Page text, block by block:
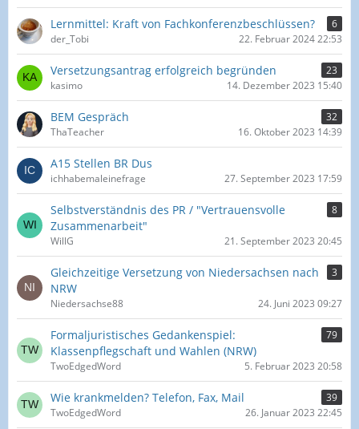
Lernmittel: Kraft von Fachkonferenzbeschlüssen?
6
der_Tobi
22. Februar 2024 22:53
Versetzungsantrag erfolgreich begründen
23
kasimo
14. Dezember 2023 15:40
BEM Gespräch
32
ThaTeacher
16. Oktober 2023 14:39
A15 Stellen BR Dus
ichhabemaleinefrage 27. September 2023 17:59
Selbstverständnis des PR / "Vertrauensvolle
Zusammenarbeit"
8
WillG 21. September 2023 20:45
Gleichzeitige Versetzung von Niedersachsen nach
NRW
3
Niedersachse88 24. Juni 2023 09:27
Formaljuristisches Gedankenspiel:
Klassenpflegschaft und Wahlen (NRW)
79
TwoEdgedWord 5. Februar 2023 20:58
Wie krankmelden? Telefon, Fax, Mail
39
TwoEdgedWord
26. Januar 2023 22:45